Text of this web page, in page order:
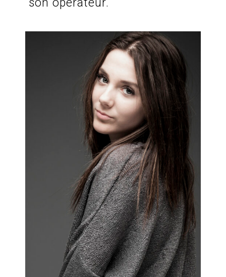
son opérateur.